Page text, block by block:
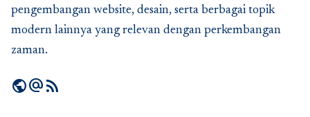
pengembangan website, desain, serta berbagai topik
modern lainnya yang relevan dengan perkembangan
zaman.
publicalternate_emailrss_feed